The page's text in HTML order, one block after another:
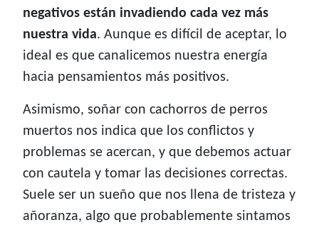
negativos están invadiendo cada vez más
nuestra vida. Aunque es difícil de aceptar, lo
ideal es que canalicemos nuestra energía
hacia pensamientos más positivos.
Asimismo, soñar con cachorros de perros
muertos nos indica que los conflictos y
problemas se acercan, y que debemos actuar
con cautela y tomar las decisiones correctas.
Suele ser un sueño que nos llena de tristeza y
añoranza, algo que probablemente sintamos